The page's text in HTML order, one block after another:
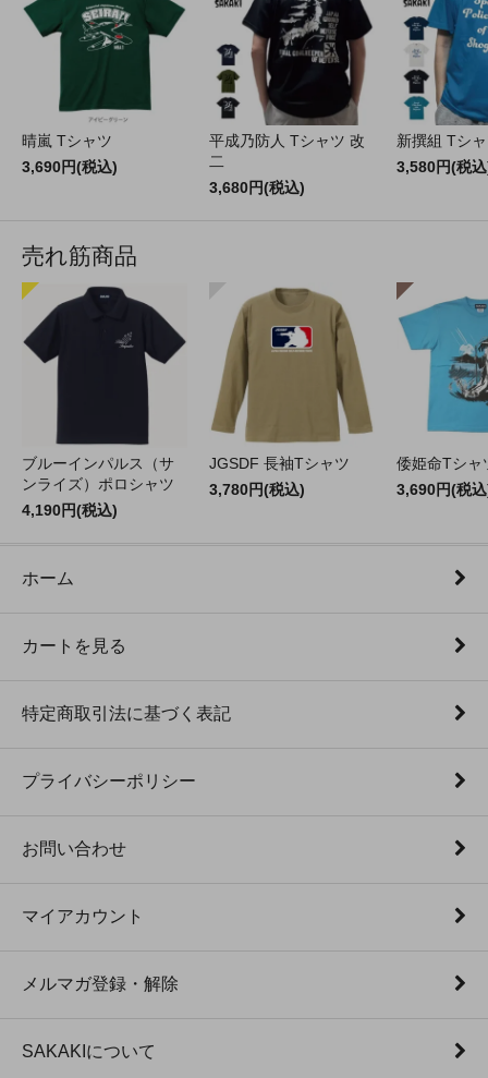
晴嵐 Tシャツ
3,690円(税込)
平成乃防人 Tシャツ 改
二
3,680円(税込)
新撰組 Tシ
3,580円(税
売れ筋商品
ブルーインパルス（サ
ンライズ）ポロシャツ
4,190円(税込)
JGSDF 長袖Tシャツ
3,780円(税込)
倭姫命Tシャ
3,690円(税
ホーム
カートを見る
特定商取引法に基づく表記
プライバシーポリシー
お問い合わせ
マイアカウント
メルマガ登録・解除
SAKAKIについて